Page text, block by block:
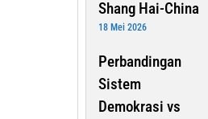
Shang Hai-China
18 Mei 2026
Perbandingan
Sistem
Demokrasi vs